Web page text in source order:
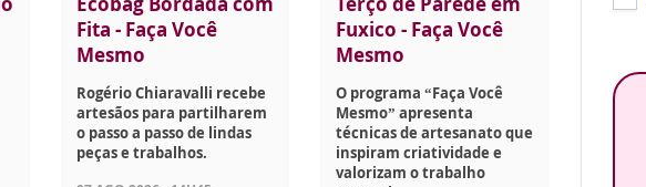
Fita - Faça Você
Mesmo
Rogério Chiaravalli recebe
artesãos para partilharem
o passo a passo de lindas
peças e trabalhos.
Fuxico - Faça Você
Mesmo
O programa “Faça Você
Mesmo” apresenta
técnicas de artesanato que
inspiram criatividade e
valorizam o trabalho